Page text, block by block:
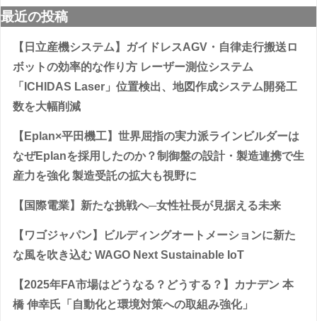
最近の投稿
【日立産機システム】ガイドレスAGV・自律走行搬送ロ
ボットの効率的な作り方 レーザー測位システム
「ICHIDAS Laser」位置検出、地図作成システム開発工
数を大幅削減
【Eplan×平田機工】世界屈指の実力派ラインビルダーは
なぜEplanを採用したのか？制御盤の設計・製造連携で生
産力を強化 製造受託の拡大も視野に
【国際電業】新たな挑戦へ─女性社長が見据える未来
【ワゴジャパン】ビルディングオートメーションに新た
な風を吹き込む WAGO Next Sustainable IoT
【2025年FA市場はどうなる？どうする？】カナデン 本
橋 伸幸氏「自動化と環境対策への取組み強化」